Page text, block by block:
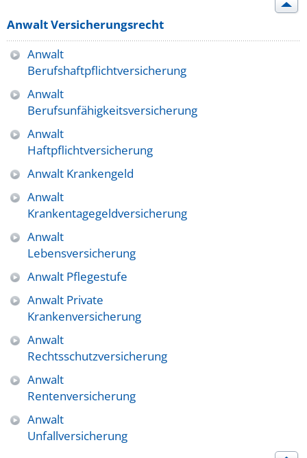
Anwalt Versicherungsrecht
Anwalt
Berufshaftpflichtversicherung
Anwalt
Berufsunfähigkeitsversicherung
Anwalt
Haftpflichtversicherung
Anwalt Krankengeld
Anwalt
Krankentagegeldversicherung
Anwalt
Lebensversicherung
Anwalt Pflegestufe
Anwalt Private
Krankenversicherung
Anwalt
Rechtsschutzversicherung
Anwalt
Rentenversicherung
Anwalt
Unfallversicherung